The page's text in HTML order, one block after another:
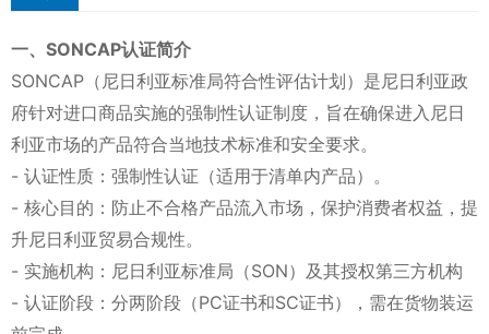
一、SONCAP认证简介
SONCAP（尼日利亚标准局符合性评估计划）是尼日利亚政
府针对进口商品实施的强制性认证制度，旨在确保进入尼日
利亚市场的产品符合当地技术标准和安全要求。
- 认证性质：强制性认证（适用于清单内产品）。
- 核心目的：防止不合格产品流入市场，保护消费者权益，提
升尼日利亚贸易合规性。
- 实施机构：尼日利亚标准局（SON）及其授权第三方机构
- 认证阶段：分两阶段（PC证书和SC证书），需在货物装运